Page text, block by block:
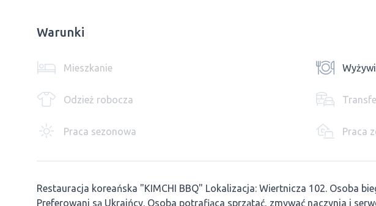
Warunki
Mieszkanie
Odzież robocza
Praca sezonowa Praca
Restauracja koreańska "KIMCHI BBQ" Lokalizacja: Wiertnicza 102. Osoba
Preferowani są Ukraińcy. Osoba potrafiąca sprzątać, zmywać naczynia i